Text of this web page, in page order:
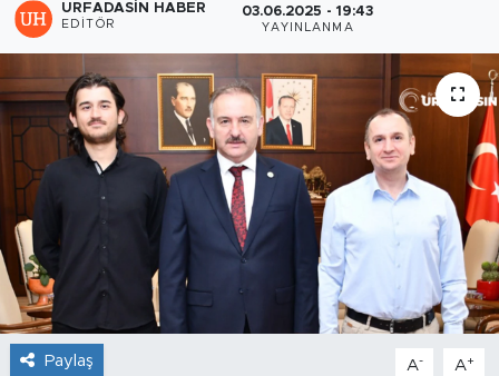
URFADASIN HABER
EDITÖR
03.06.2025 - 19:43
YAYINLANMA
Paylaş A- A+